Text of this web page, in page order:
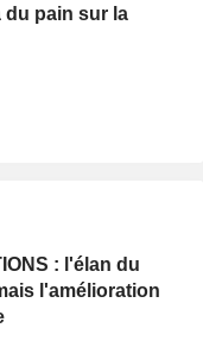
du pain sur la
: l'élan du
l'amélioration